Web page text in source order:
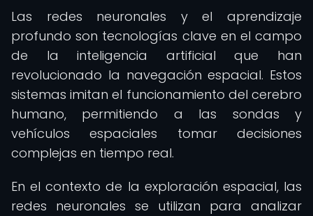
Las redes neuronales y el aprendizaje
profundo son tecnologías clave en el campo
de la inteligencia artificial que han
revolucionado la navegación espacial. Estos
sistemas imitan el funcionamiento del cerebro
humano, permitiendo a las sondas y
vehículos espaciales tomar decisiones
complejas en tiempo real.
En el contexto de la exploración espacial, las
redes neuronales se utilizan para analizar